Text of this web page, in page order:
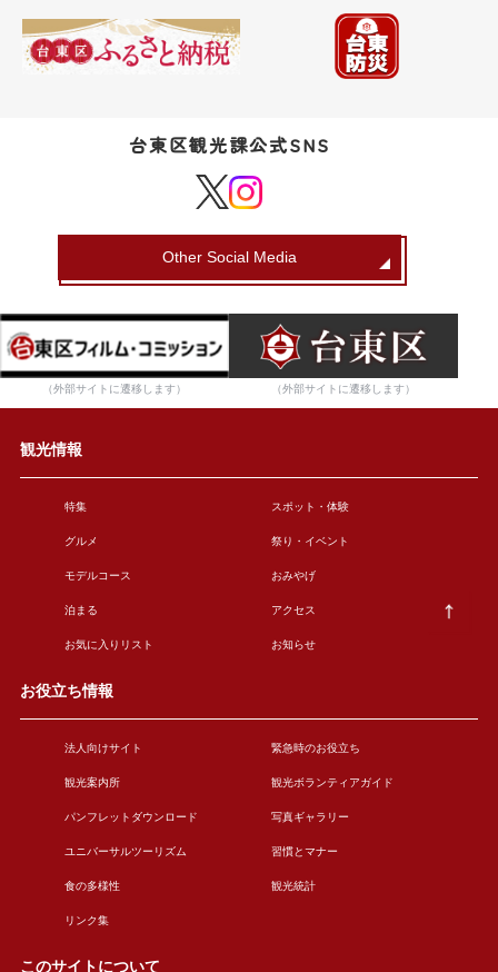
台東区観光課公式SNS
Other Social Media
（外部サイトに遷移します） （外部サイトに遷移します）
観光情報
特集 スポット・体験
グルメ 祭り・イベント
モデルコース おみやげ
泊まる アクセス
お気に入りリスト お知らせ
お役立ち情報
法人向けサイト 緊急時のお役立ち
観光案内所 観光ボランティアガイド
パンフレットダウンロード 写真ギャラリー
ユニバーサルツーリズム 習慣とマナー
食の多様性 観光統計
リンク集
このサイトについて